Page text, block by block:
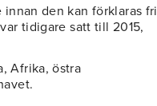
den kan förklaras fri
tidigare satt till 2015,
Afrika, östra